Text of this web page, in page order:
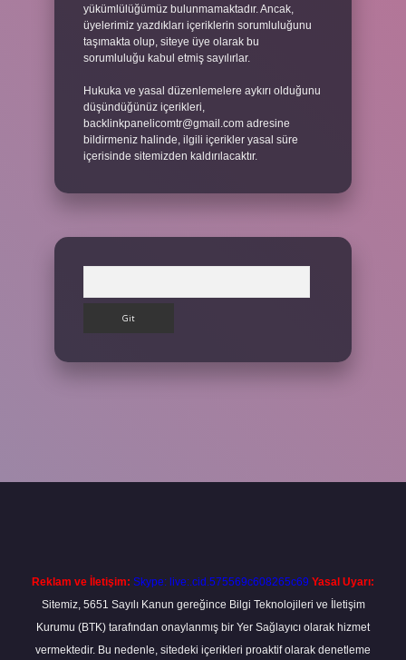
yükümlülüğümüz bulunmamaktadır. Ancak,
üyelerimiz yazdıkları içeriklerin sorumluluğunu
taşımakta olup, siteye üye olarak bu
sorumluluğu kabul etmiş sayılırlar.
Hukuka ve yasal düzenlemelere aykırı olduğunu
düşündüğünüz içerikleri,
backlinkpanelicomtr@gmail.com adresine
bildirmeniz halinde, ilgili içerikler yasal süre
içerisinde sitemizden kaldırılacaktır.
Reklam ve İletişim: Skype: live:.cid.575569c608265c69 Yasal Uyarı:
Sitemiz, 5651 Sayılı Kanun gereğince Bilgi Teknolojileri ve İletişim
Kurumu (BTK) tarafından onaylanmış bir Yer Sağlayıcı olarak hizmet
vermektedir. Bu nedenle, sitedeki içerikleri proaktif olarak denetleme